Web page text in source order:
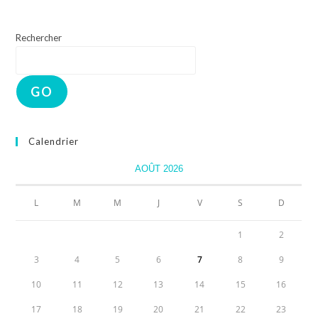
Rechercher
GO
Calendrier
AOÛT 2026
L M M J V S D
1 2
3 4 5 6 7 8 9
10 11 12 13 14 15 16
17 18 19 20 21 22 23